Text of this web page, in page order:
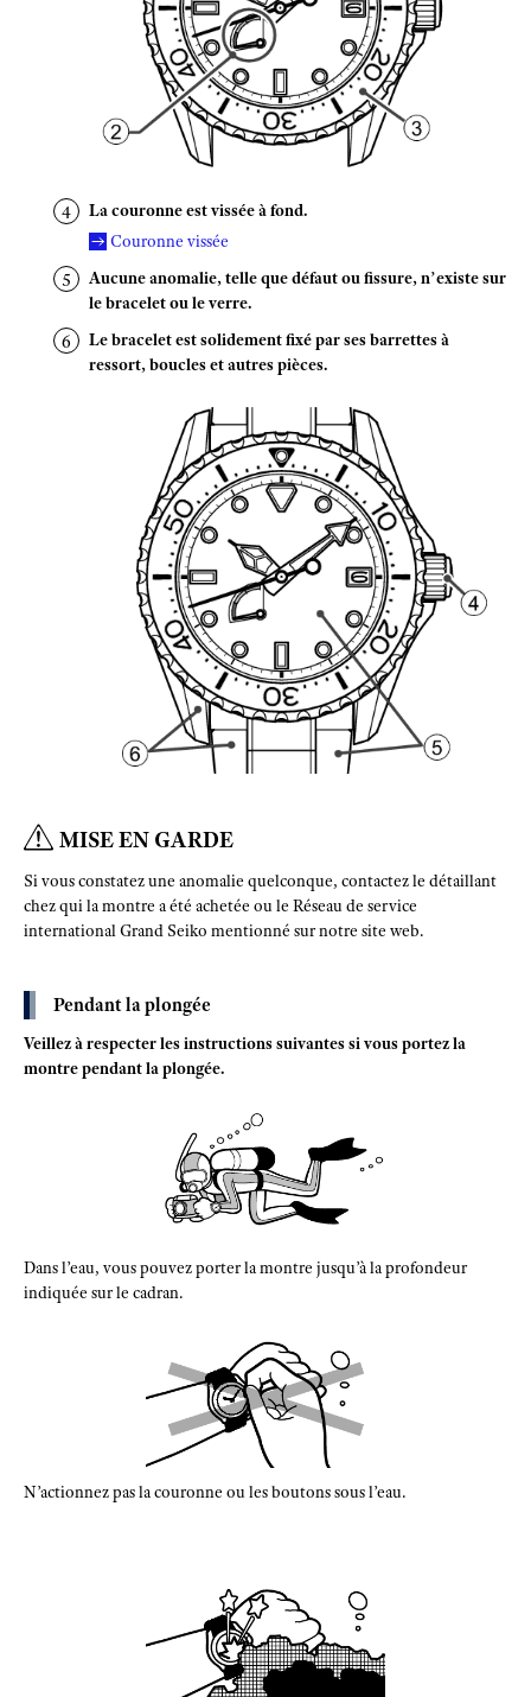
La couronne est vissée à fond.
Couronne vissée
Aucune anomalie, telle que défaut ou fissure, n’existe sur
le bracelet ou le verre.
Le bracelet est solidement fixé par ses barrettes à
ressort, boucles et autres pièces.
MISE EN GARDE
Si vous constatez une anomalie quelconque, contactez le détaillant
chez qui la montre a été achetée ou le Réseau de service
international Grand Seiko mentionné sur notre site web.
Pendant la plongée
Veillez à respecter les instructions suivantes si vous portez la
montre pendant la plongée.
Dans l’eau, vous pouvez porter la montre jusqu’à la profondeur
indiquée sur le cadran.
N’actionnez pas la couronne ou les boutons sous l’eau.